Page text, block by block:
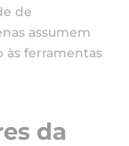
de
assumem
às ferramentas
da